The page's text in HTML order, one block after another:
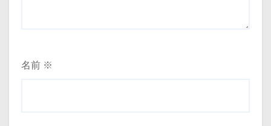
名前 ※